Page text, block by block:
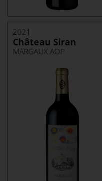
2021
Château Siran
MARGAUX AOP